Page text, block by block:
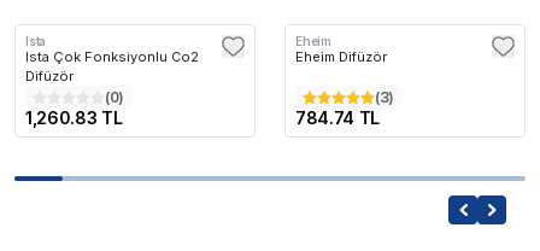
Ista
Ista Çok Fonksiyonlu Co2
Difüzör
(0)
1,260.83 TL
Eheim
Eheim Difüzör
(3)
784.74 TL